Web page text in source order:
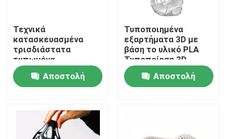
Σπίτι
Βίντεο
Τεχνικά
κατασκευασμένα
τρισδιάστατα
τυπωμένα
εξαρτήματα
βιομηχανικής
ποιότητας
Αποστολή
Τυποποιημένα
εξαρτήματα 3D με
βάση το υλικό PLA
Τυποποίηση 3D
πλαστικών
εξαρτημάτων με
ανθρακωρισμό
Αποστολή